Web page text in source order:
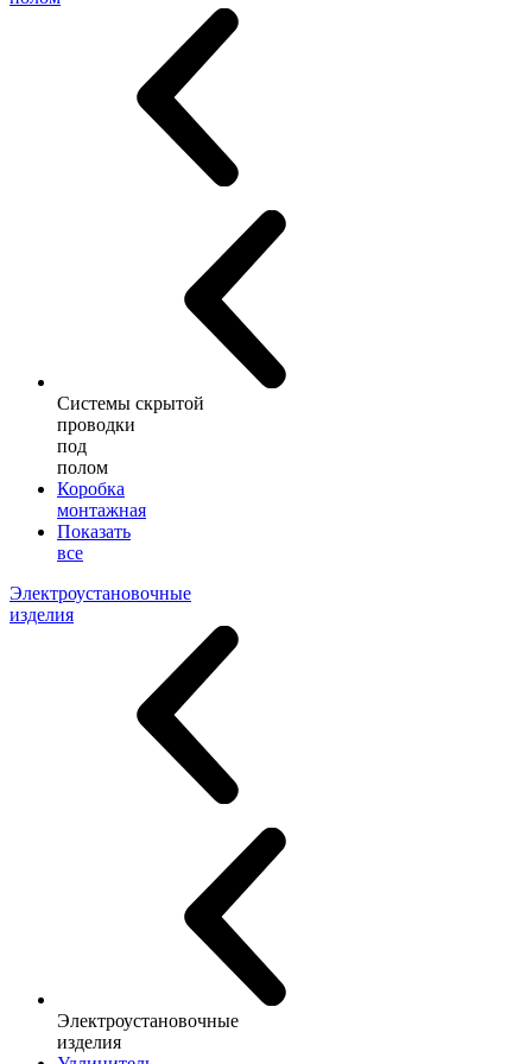
Системы скрытой
проводки
под
полом
Коробка
монтажная
Показать
все
Электроустановочные
изделия
Электроустановочные
изделия